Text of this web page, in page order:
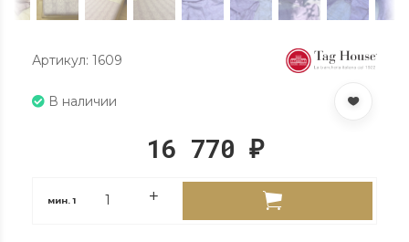
Артикул: 1609
В наличии
16 770 ₽
мин.1